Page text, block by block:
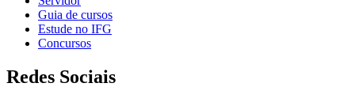
Guia de cursos
Estude no IFG
Concursos
Redes Sociais